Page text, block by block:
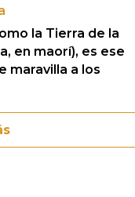
la Tierra de la
en maorí), es ese
maravilla a los